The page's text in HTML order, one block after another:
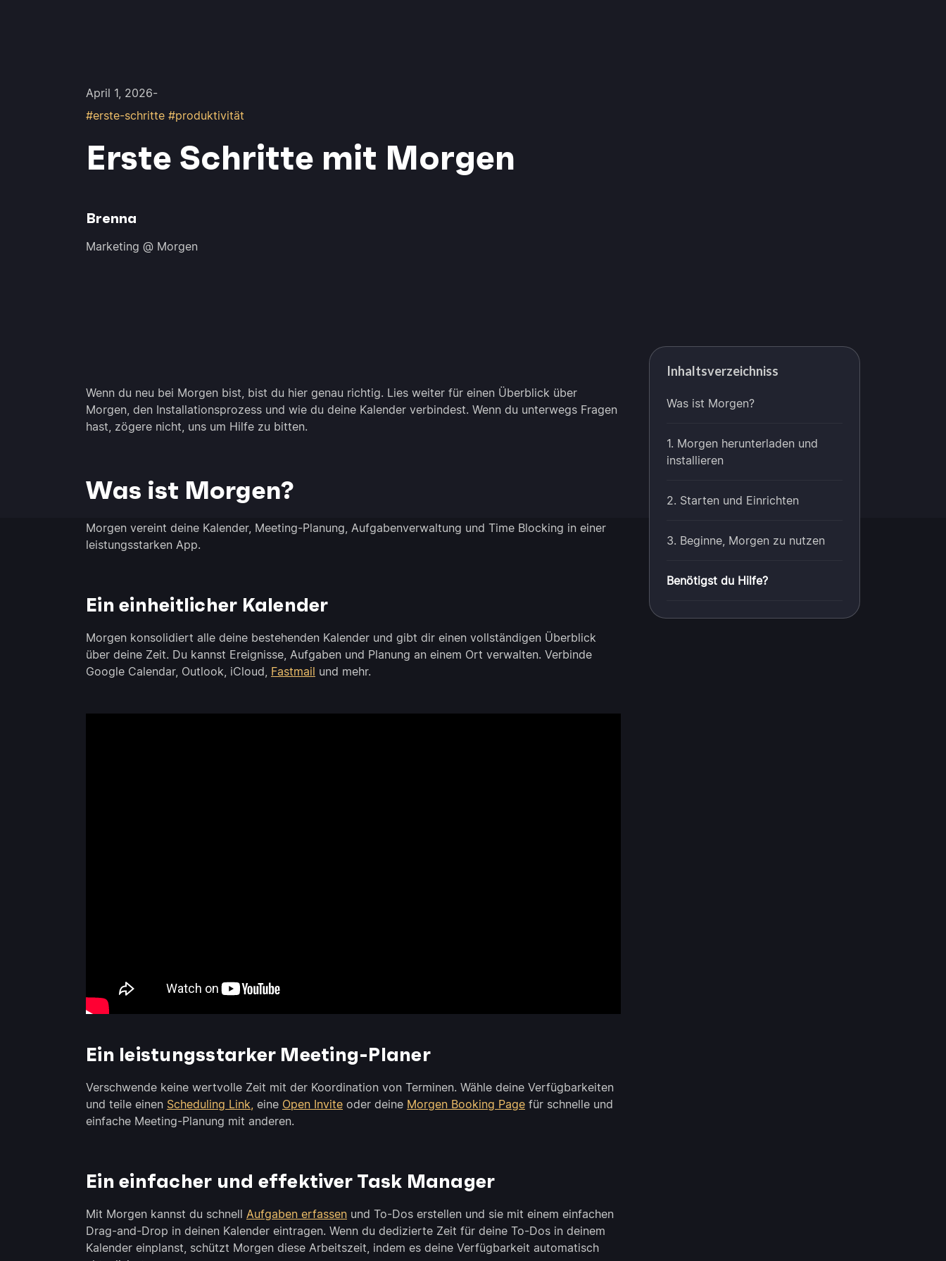
April 1, 2026-
#erste-schritte #produktivität
Erste Schritte mit Morgen
Brenna
Marketing @ Morgen
Wenn du neu bei Morgen bist, bist du hier genau richtig. Lies weiter für einen Überblick über
Morgen, den Installationsprozess und wie du deine Kalender verbindest. Wenn du unterwegs Fragen
hast, zögere nicht, uns um Hilfe zu bitten.
Was ist Morgen?
Morgen vereint deine Kalender, Meeting-Planung, Aufgabenverwaltung und Time Blocking in einer
leistungsstarken App.
Ein einheitlicher Kalender
Morgen konsolidiert alle deine bestehenden Kalender und gibt dir einen vollständigen Überblick
über deine Zeit. Du kannst Ereignisse, Aufgaben und Planung an einem Ort verwalten. Verbinde
Google Calendar, Outlook, iCloud, Fastmail und mehr.
Ein leistungsstarker Meeting-Planer
Verschwende keine wertvolle Zeit mit der Koordination von Terminen. Wähle deine Verfügbarkeiten
und teile einen Scheduling Link, eine Open Invite oder deine Morgen Booking Page für schnelle und
einfache Meeting-Planung mit anderen.
Ein einfacher und effektiver Task Manager
Mit Morgen kannst du schnell Aufgaben erfassen und To-Dos erstellen und sie mit einem einfachen
Drag-and-Drop in deinen Kalender eintragen. Wenn du dedizierte Zeit für deine To-Dos in deinem
Kalender einplanst, schützt Morgen diese Arbeitszeit, indem es deine Verfügbarkeit automatisch
Inhaltsverzeichniss
Was ist Morgen?
1. Morgen herunterladen und
installieren
2. Starten und Einrichten
3. Beginne, Morgen zu nutzen
Benötigst du Hilfe?